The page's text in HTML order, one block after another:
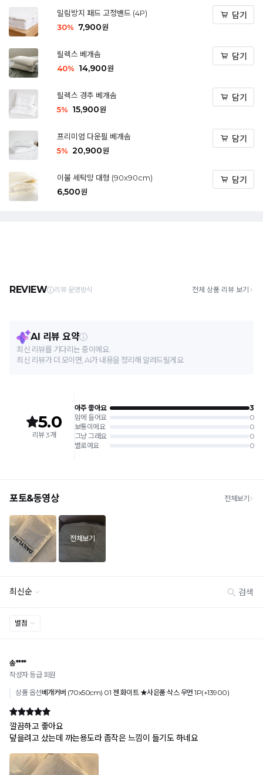
밀림방지 패드 고정밴드 (4P)
30% 7,900원
담기
릴렉스 베개솜
40% 14,900원
담기
릴렉스 경추 베개솜
5% 15,900원
담기
프리미엄 다운필 베개솜
5% 20,900원
담기
이불 세탁망 대형 (90x90cm)
6,500원
담기